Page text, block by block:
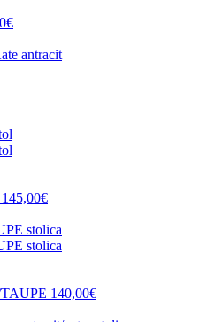
145,00€
140,00€